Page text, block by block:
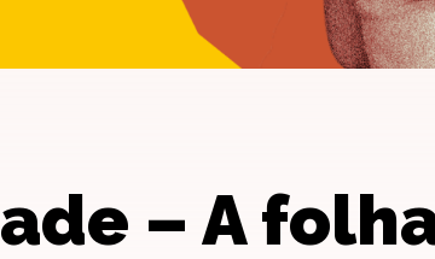
– A